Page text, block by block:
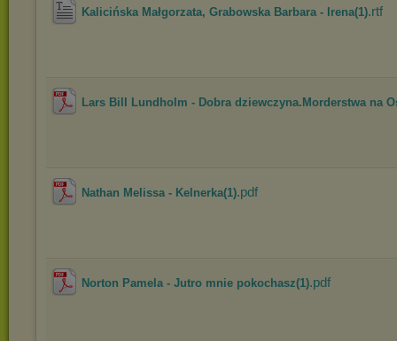
Kalicińska Małgorzata, Grabowska Barbara - Irena(1).rtf
Lars Bill Lundholm - Dobra dziewczyna.Morderstwa na
Nathan Melissa - Kelnerka(1).pdf
Norton Pamela - Jutro mnie pokochasz(1).pdf